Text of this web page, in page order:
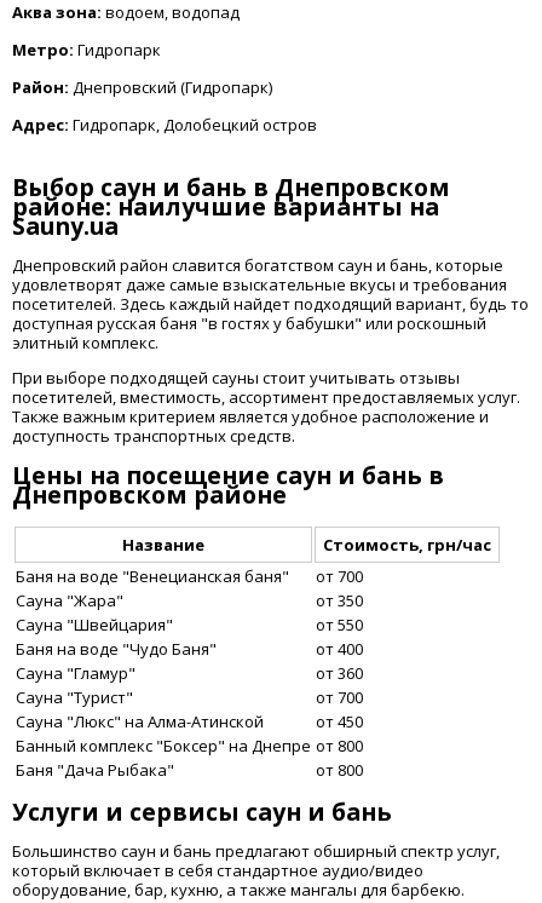
Аква зона: водоем, водопад
Метро: Гидропарк
Район: Днепровский (Гидропарк)
Адрес: Гидропарк, Долобецкий остров
Выбор саун и бань в Днепровском
районе: наилучшие варианты на
Sauny.ua
Днепровский район славится богатством саун и бань, которые
удовлетворят даже самые взыскательные вкусы и требования
посетителей. Здесь каждый найдет подходящий вариант, будь то
доступная русская баня "в гостях у бабушки" или роскошный
элитный комплекс.
При выборе подходящей сауны стоит учитывать отзывы
посетителей, вместимость, ассортимент предоставляемых услуг.
Также важным критерием является удобное расположение и
доступность транспортных средств.
Цены на посещение саун и бань в
Днепровском районе
Название
Стоимость, грн/час
Баня на воде "Венецианская баня"
от 700
Сауна "Жара"
от 350
Сауна "Швейцария"
от 550
Баня на воде "Чудо Баня"
от 400
Сауна "Гламур"
от 360
Сауна "Турист"
от 700
Сауна "Люкс" на Алма-Атинской
от 450
Банный комплекс "Боксер" на Днепре от 800
Баня "Дача Рыбака"
от 800
Услуги и сервисы саун и бань
Большинство саун и бань предлагают обширный спектр услуг,
который включает в себя стандартное аудио/видео
оборудование, бар, кухню, а также мангалы для барбекю.